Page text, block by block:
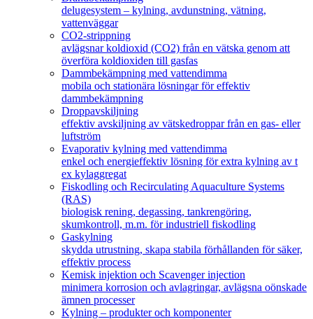
delugesystem – kylning, avdunstning, vätning,
vattenväggar
CO2-strippning
avlägsnar koldioxid (CO2) från en vätska genom att
överföra koldioxiden till gasfas
Dammbekämpning med vattendimma
mobila och stationära lösningar för effektiv
dammbekämpning
Droppavskiljning
effektiv avskiljning av vätskedroppar från en gas- eller
luftström
Evaporativ kylning med vattendimma
enkel och energieffektiv lösning för extra kylning av t
ex kylaggregat
Fiskodling och Recirculating Aquaculture Systems
(RAS)
biologisk rening, degassing, tankrengöring,
skumkontroll, m.m. för industriell fiskodling
Gaskylning
skydda utrustning, skapa stabila förhållanden för säker,
effektiv process
Kemisk injektion och Scavenger injection
minimera korrosion och avlagringar, avlägsna oönskade
ämnen processer
Kylning – produkter och komponenter